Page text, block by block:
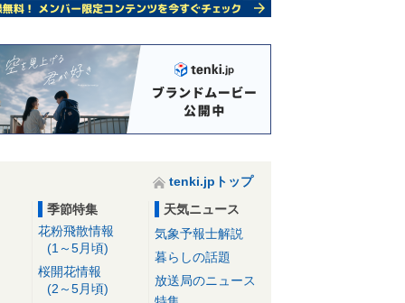
tenki.jpトップ
季節特集
花粉飛散情報
(1～5月頃)
桜開花情報
(2～5月頃)
天気ニュース
気象予報士解説
暮らしの話題
放送局のニュース